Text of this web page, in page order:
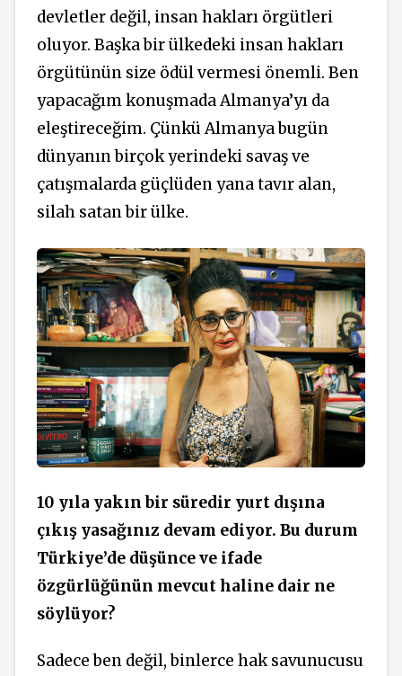
devletler değil, insan hakları örgütleri
oluyor. Başka bir ülkedeki insan hakları
örgütünün size ödül vermesi önemli. Ben
yapacağım konuşmada Almanya’yı da
eleştireceğim. Çünkü Almanya bugün
dünyanın birçok yerindeki savaş ve
çatışmalarda güçlüden yana tavır alan,
silah satan bir ülke.
10 yıla yakın bir süredir yurt dışına
çıkış yasağınız devam ediyor. Bu durum
Türkiye’de düşünce ve ifade
özgürlüğünün mevcut haline dair ne
söylüyor?
Sadece ben değil, binlerce hak savunucusu